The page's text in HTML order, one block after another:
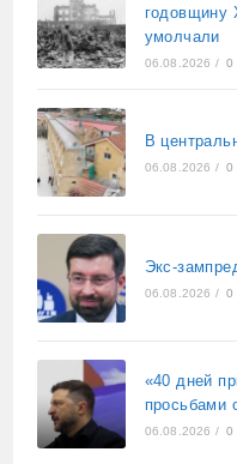
умолчали
06.08.2026 / 0
В
06.08.2026 / 0
Экс-
06.08.2026 / 0
«40 дней
просьбами
06.08.2026 / 0